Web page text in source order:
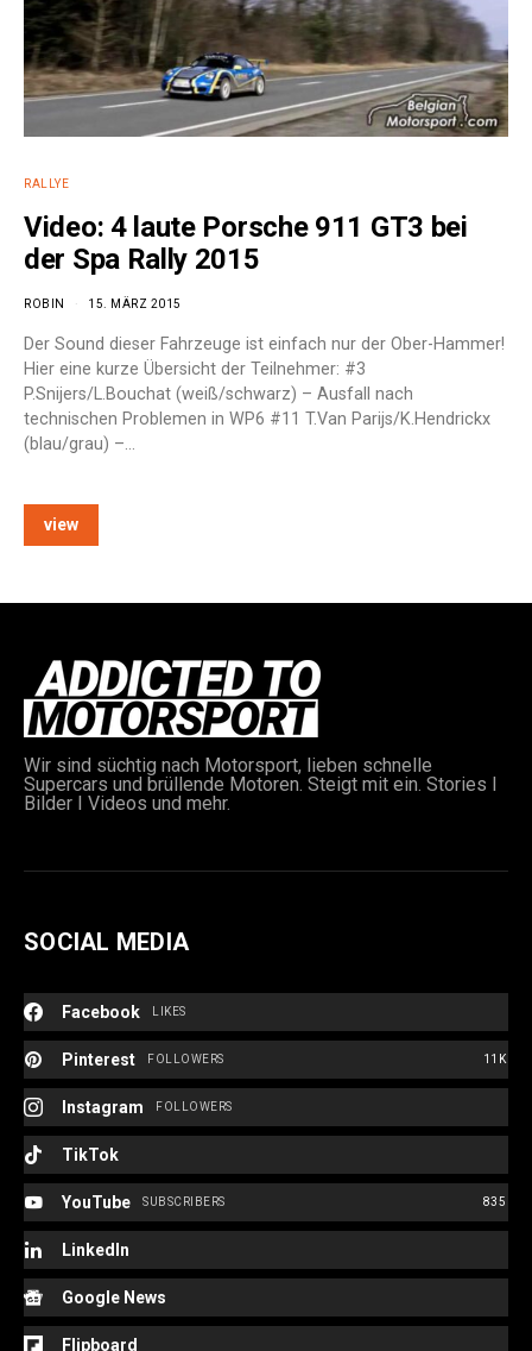
RALLYE
Video: 4 laute Porsche 911 GT3 bei
der Spa Rally 2015
ROBIN 15. MÄRZ 2015
Der Sound dieser Fahrzeuge ist einfach nur der Ober-Hammer!
Hier eine kurze Übersicht der Teilnehmer: #3
P.Snijers/L.Bouchat (weiß/schwarz) – Ausfall nach
technischen Problemen in WP6 #11 T.Van Parijs/K.Hendrickx
(blau/grau) –…
view
Wir sind süchtig nach Motorsport, lieben schnelle
Supercars und brüllende Motoren. Steigt mit ein. Stories I
Bilder I Videos und mehr.
SOCIAL MEDIA
Facebook LIKES
Pinterest 11K
FOLLOWERS
Instagram FOLLOWERS
TikTok
YouTube 835
SUBSCRIBERS
LinkedIn
Google News
Flipboard